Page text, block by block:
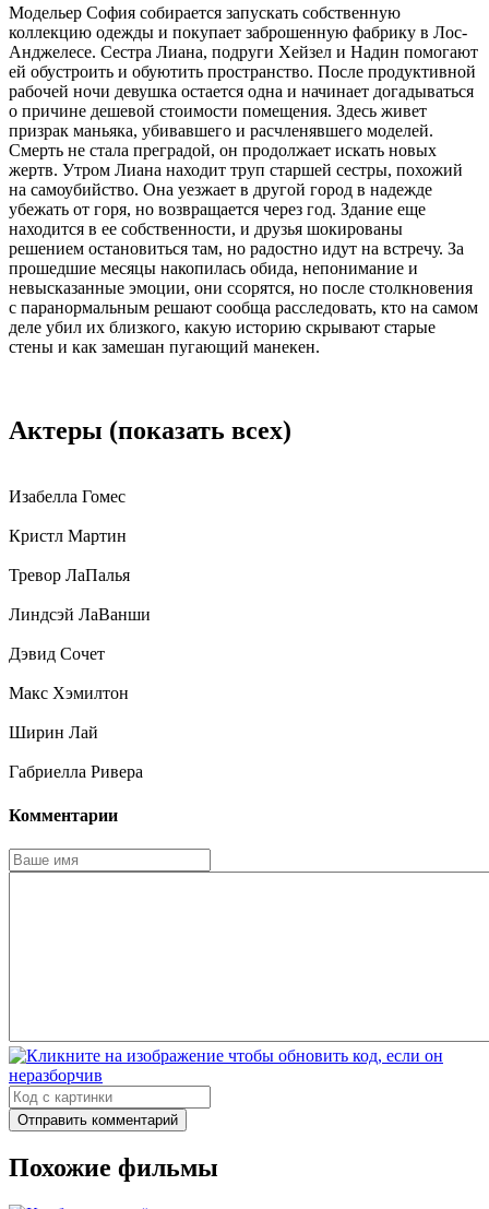
Модельер София собирается запускать собственную
коллекцию одежды и покупает заброшенную фабрику в Лос-
Анджелесе. Сестра Лиана, подруги Хейзел и Надин помогают
ей обустроить и обуютить пространство. После продуктивной
рабочей ночи девушка остается одна и начинает догадываться
о причине дешевой стоимости помещения. Здесь живет
призрак маньяка, убивавшего и расчленявшего моделей.
Смерть не стала преградой, он продолжает искать новых
жертв. Утром Лиана находит труп старшей сестры, похожий
на самоубийство. Она уезжает в другой город в надежде
убежать от горя, но возвращается через год. Здание еще
находится в ее собственности, и друзья шокированы
решением остановиться там, но радостно идут на встречу. За
прошедшие месяцы накопилась обида, непонимание и
невысказанные эмоции, они ссорятся, но после столкновения
с паранормальным решают сообща расследовать, кто на самом
деле убил их близкого, какую историю скрывают старые
стены и как замешан пугающий манекен.
Актеры (показать всех)
Изабелла Гомес
Кристл Мартин
Тревор ЛаПалья
Линдсэй ЛаВанши
Дэвид Сочет
Макс Хэмилтон
Ширин Лай
Габриелла Ривера
Комментарии
Отправить комментарий
Похожие фильмы